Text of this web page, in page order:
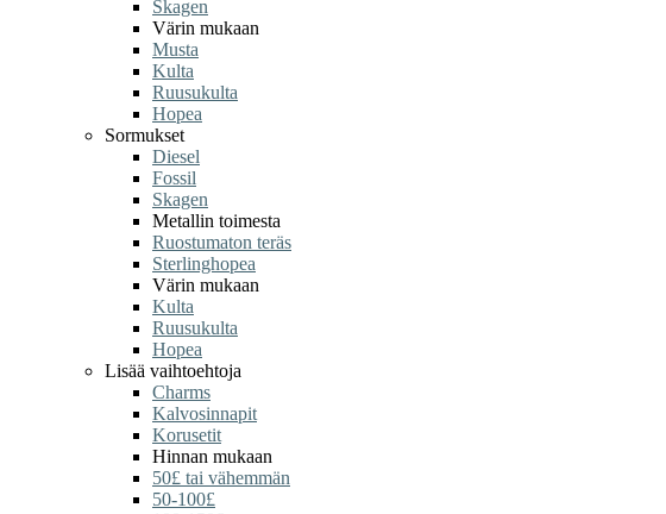
Skagen
Värin mukaan
Musta
Kulta
Ruusukulta
Hopea
Sormukset
Diesel
Fossil
Skagen
Metallin toimesta
Ruostumaton teräs
Sterlinghopea
Värin mukaan
Kulta
Ruusukulta
Hopea
Lisää vaihtoehtoja
Charms
Kalvosinnapit
Korusetit
Hinnan mukaan
50£ tai vähemmän
50-100£